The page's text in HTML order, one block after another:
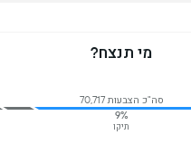
מי תנצח?
סה"כ הצבעות 70,717
9%
תיקו